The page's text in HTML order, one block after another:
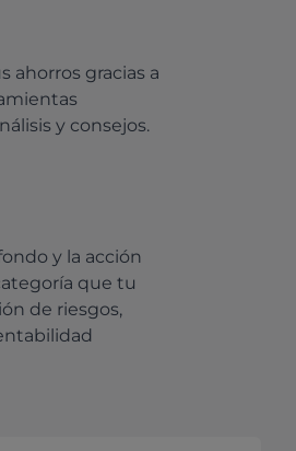
ahorros gracias a
y consejos.
y la acción
que tu
de riesgos,